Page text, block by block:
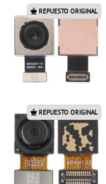
REPUESTO ORIGINAL
REPUESTO ORIGINAL